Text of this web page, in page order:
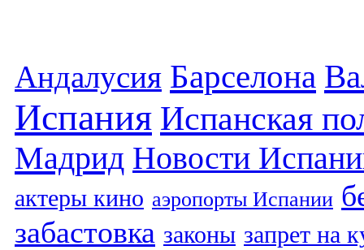
Андалусия Барселона
Испания Испанская
Мадрид Новости
актеры кино аэропорты Испании
забастовка законы запрет на